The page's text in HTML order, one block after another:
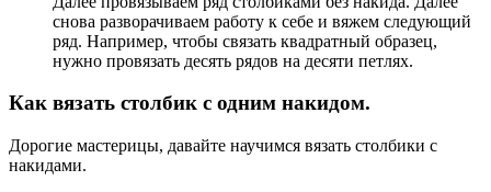
снова разворачиваем работу к себе и вяжем следующий
ряд. Например, чтобы связать квадратный образец,
нужно провязать десять рядов на десяти петлях.
Как вязать столбик с одним накидом.
Дорогие мастерицы, давайте научимся вязать столбики с
накидами.